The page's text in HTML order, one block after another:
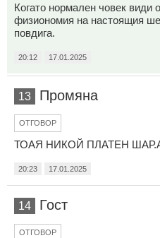
Когато нормален човек види
физиономия на настоящия
повдига.
20:12 17.01.2025
13 Промяна
ОТГОВОР
ТОАЯ НИКОЙ ПЛАТЕН
20:23 17.01.2025
14 Гост
ОТГОВОР